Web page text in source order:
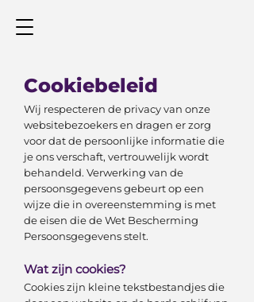
Cookiebeleid
Wij respecteren de privacy van onze
websitebezoekers en dragen er zorg
voor dat de persoonlijke informatie die
je ons verschaft, vertrouwelijk wordt
behandeld. Verwerking van de
persoonsgegevens gebeurt op een
wijze die in overeenstemming is met
de eisen die de Wet Bescherming
Persoonsgegevens stelt.
Wat zijn cookies?
Cookies zijn kleine tekstbestandjes die